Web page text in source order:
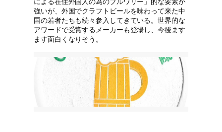
強いが、外国でクラフトビールを味わって来た中
国の若者たちも続々参入してきている。世界的な
アワードで受賞するメーカーも登場し、今後ます
ます面白くなりそう。